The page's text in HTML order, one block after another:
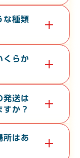
学も承っておりま
おります。希望
ォームよりご連絡
な種類
バーコード決済が
らか
どの温度帯によっ
イドをご確認くだ
送は
か？
斗（のし）の対応
はあ